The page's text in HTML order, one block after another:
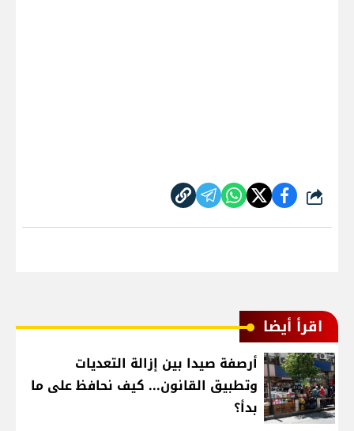
شارك
اقرأ أيضا
أرصفة صيدا بين إزالة التعديات
وتطبيق القانون... كيف نحافظ على ما
بدأ؟